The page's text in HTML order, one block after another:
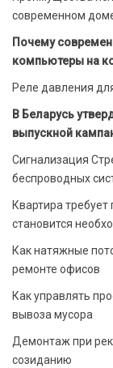
современном
Почему
компьютеры на
Реле давления
В Беларусь
выпускной
Сигнализация
беспроводных
Квартира требует
становится
Как натяжные
ремонте офисов
Как управлять
вывоза мусора
Демонтаж при
созиданию